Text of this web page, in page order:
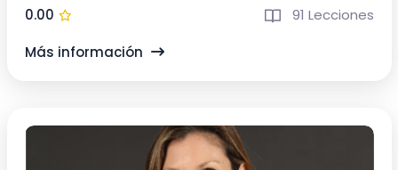
0.00
91 Lecciones
Más información